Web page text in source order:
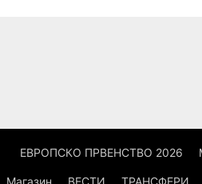
ЕВРОПСКО ПРВЕНСТВО 2026